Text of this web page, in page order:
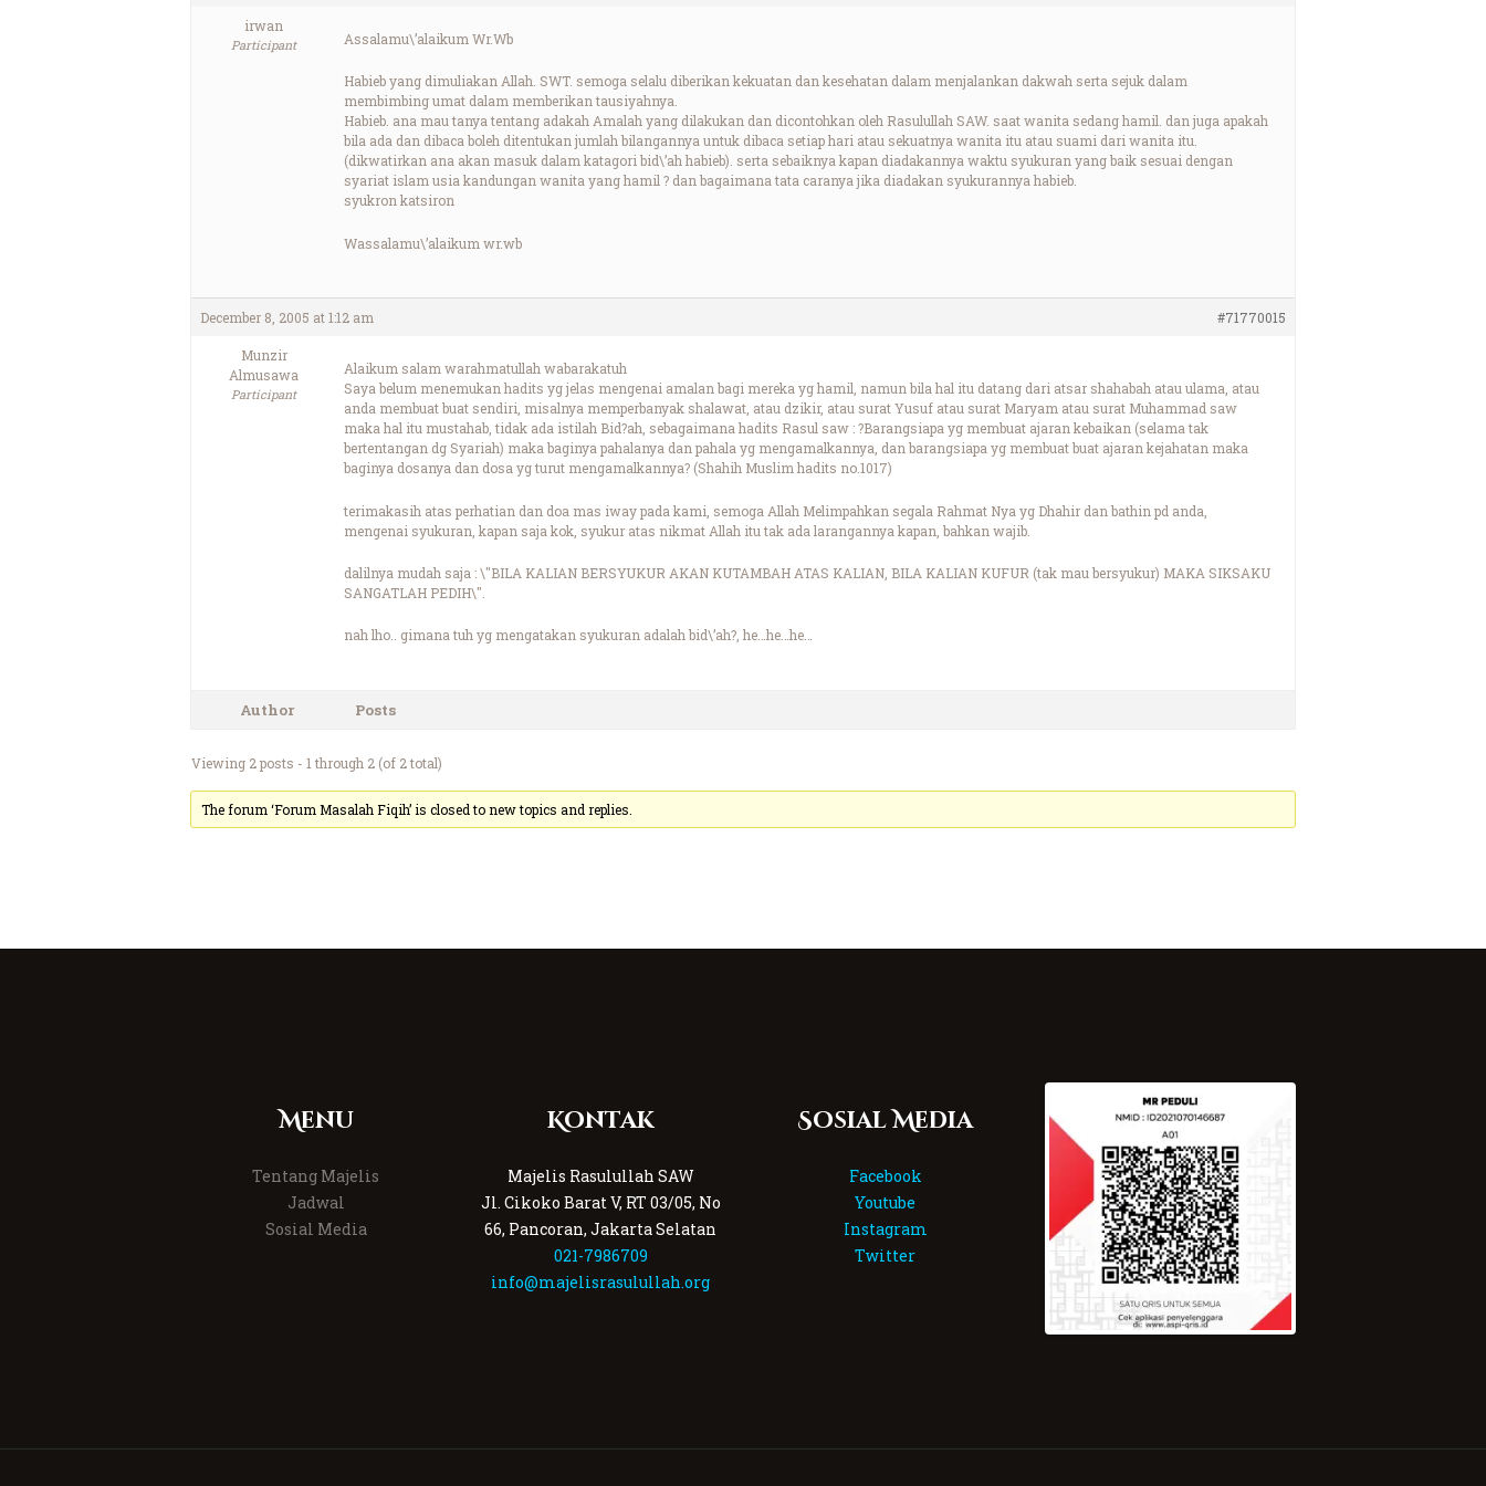
irwan
Participant Assalamu\’alaikum Wr.Wb
Habieb yang dimuliakan Allah. SWT. semoga selalu diberikan kekuatan dan kesehatan dalam menjalankan dakwah serta sejuk dalam
membimbing umat dalam memberikan tausiyahnya.
Habieb. ana mau tanya tentang adakah Amalah yang dilakukan dan dicontohkan oleh Rasulullah SAW. saat wanita sedang hamil. dan juga apakah
bila ada dan dibaca boleh ditentukan jumlah bilangannya untuk dibaca setiap hari atau sekuatnya wanita itu atau suami dari wanita itu.
(dikwatirkan ana akan masuk dalam katagori bid\’ah habieb). serta sebaiknya kapan diadakannya waktu syukuran yang baik sesuai dengan
syariat islam usia kandungan wanita yang hamil ? dan bagaimana tata caranya jika diadakan syukurannya habieb.
syukron katsiron
Wassalamu\’alaikum wr.wb
December 8, 2005 at 1:12 am #71770015
Munzir
Almusawa
Participant
Alaikum salam warahmatullah wabarakatuh
Saya belum menemukan hadits yg jelas mengenai amalan bagi mereka yg hamil, namun bila hal itu datang dari atsar shahabah atau ulama, atau
anda membuat buat sendiri, misalnya memperbanyak shalawat, atau dzikir, atau surat Yusuf atau surat Maryam atau surat Muhammad saw
maka hal itu mustahab, tidak ada istilah Bid?ah, sebagaimana hadits Rasul saw : ?Barangsiapa yg membuat ajaran kebaikan (selama tak
bertentangan dg Syariah) maka baginya pahalanya dan pahala yg mengamalkannya, dan barangsiapa yg membuat buat ajaran kejahatan maka
baginya dosanya dan dosa yg turut mengamalkannya? (Shahih Muslim hadits no.1017)
terimakasih atas perhatian dan doa mas iway pada kami, semoga Allah Melimpahkan segala Rahmat Nya yg Dhahir dan bathin pd anda,
mengenai syukuran, kapan saja kok, syukur atas nikmat Allah itu tak ada larangannya kapan, bahkan wajib.
dalilnya mudah saja : \"BILA KALIAN BERSYUKUR AKAN KUTAMBAH ATAS KALIAN, BILA KALIAN KUFUR (tak mau bersyukur) MAKA SIKSAKU
SANGATLAH PEDIH\".
nah lho.. gimana tuh yg mengatakan syukuran adalah bid\’ah?, he…he…he…
Author Posts
Viewing 2 posts - 1 through 2 (of 2 total)
The forum ‘Forum Masalah Fiqih’ is closed to new topics and replies.
Menu
Tentang Majelis
Jadwal
Sosial Media
Kontak
Majelis Rasulullah SAW
Jl. Cikoko Barat V, RT 03/05, No
66, Pancoran, Jakarta Selatan
021-7986709
info@majelisrasulullah.org
Sosial Media
Facebook
Youtube
Instagram
Twitter